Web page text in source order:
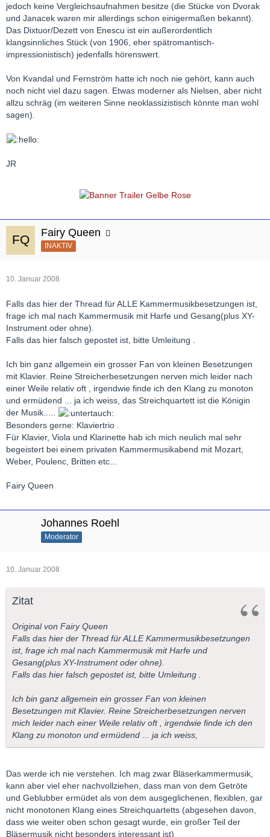
jedoch keine Vergleichsaufnahmen besitze (die Stücke von Dvorak
und Janacek waren mir allerdings schon einigermaßen bekannt).
Das Dixtuor/Dezett von Enescu ist ein außerordentlich
klangsinnliches Stück (von 1906, eher spätromantisch-
impressionistisch) jedenfalls hörenswert.
Von Kvandal und Fernström hatte ich noch nie gehört, kann auch
noch nicht viel dazu sagen. Etwas moderner als Nielsen, aber nicht
allzu schräg (im weiteren Sinne neoklassizistisch könnte man wohl
sagen).
JR
Fairy Queen
INAKTIV
10. Januar 2008
Falls das hier der Thread für ALLE Kammermusikbesetzungen ist,
frage ich mal nach Kammermusik mit Harfe und Gesang(plus XY-
Instrument oder ohne).
Falls das hier falsch gepostet ist, bitte Umleitung .
Ich bin ganz allgemein ein grosser Fan von kleinen Besetzungen
mit Klavier. Reine Streicherbesetzungen nerven mich leider nach
einer Weile relativ oft , irgendwie finde ich den Klang zu monoton
und ermüdend ... ja ich weiss, das Streichquartett ist die Königin
der Musik.....
Besonders gerne: Klaviertrio .
Für Klavier, Viola und Klarinette hab ich mich neulich mal sehr
begeistert bei einem privaten Kammermusikabend mit Mozart,
Weber, Poulenc, Britten etc...
Fairy Queen
Johannes Roehl
Moderator
10. Januar 2008
Zitat
Original von Fairy Queen
Falls das hier der Thread für ALLE Kammermusikbesetzungen
ist, frage ich mal nach Kammermusik mit Harfe und
Gesang(plus XY-Instrument oder ohne).
Falls das hier falsch gepostet ist, bitte Umleitung .
Ich bin ganz allgemein ein grosser Fan von kleinen
Besetzungen mit Klavier. Reine Streicherbesetzungen nerven
mich leider nach einer Weile relativ oft , irgendwie finde ich den
Klang zu monoton und ermüdend ... ja ich weiss,
Das werde ich nie verstehen. Ich mag zwar Bläserkammermusik,
kann aber viel eher nachvollziehen, dass man von dem Getröte
und Geblubber ermüdet als von dem ausgeglichenen, flexiblen, gar
nicht monotonen Klang eines Streichquartetts (abgesehen davon,
dass wie weiter oben schon gesagt wurde, ein großer Teil der
Bläsermusik nicht besonders interessant ist)